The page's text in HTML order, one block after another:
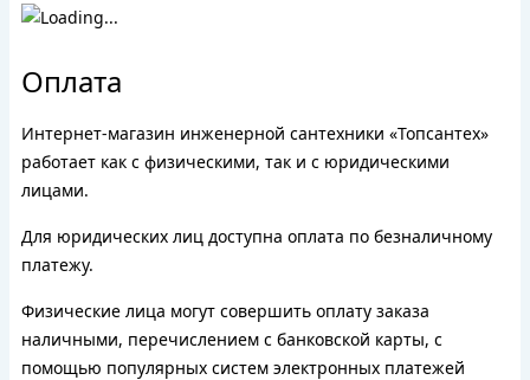
Оплата
Интернет-магазин инженерной сантехники «Топсантех»
работает как с физическими, так и с юридическими
лицами.
Для юридических лиц доступна оплата по безналичному
платежу.
Физические лица могут совершить оплату заказа
наличными, перечислением с банковской карты, с
помощью популярных систем электронных платежей